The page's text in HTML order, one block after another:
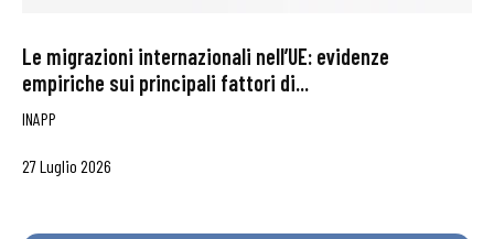
Le migrazioni internazionali nell’UE: evidenze
empiriche sui principali fattori di...
INAPP
27 Luglio 2026